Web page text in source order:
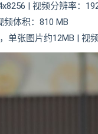
| 视频分辨率：
体积：810 MB
张图片约12MB | 视